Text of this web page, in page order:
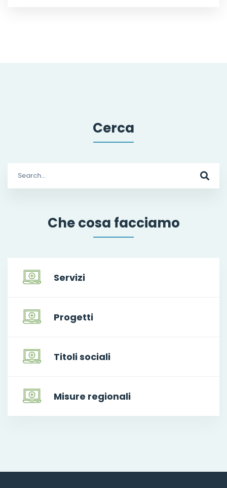
Cerca
for:
Che cosa facciamo
Servizi
Progetti
Titoli sociali
Misure regionali